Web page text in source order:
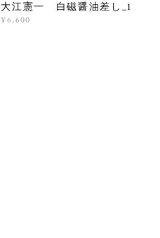
大江憲一 白磁醤油差し_1
¥6,600